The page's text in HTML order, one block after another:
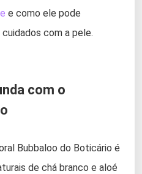
e como ele pode
com a pele.
com o
Bubbaloo do Boticário é
de chá branco e aloé